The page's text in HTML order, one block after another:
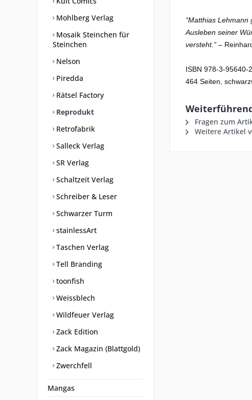
Mohlberg Verlag
Mosaik Steinchen für
Steinchen
Nelson
Piredda
Rätsel Factory
Reprodukt
Retrofabrik
Salleck Verlag
SR Verlag
Schaltzeit Verlag
Schreiber & Leser
Schwarzer Turm
stainlessArt
Taschen Verlag
Tell Branding
toonfish
Weissblech
Wildfeuer Verlag
Zack Edition
Zack Magazin (Blattgold)
Zwerchfell
Mangas
“Matthias Lehmann
Ausleben seiner
versteht.” –
ISBN 978-3-95640-
464 Seiten,
Fragen zum
Weitere Artikel